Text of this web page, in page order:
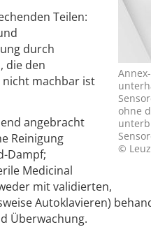
ohne
©
Teilen:
durch
die den
machbar ist
angebracht
Reinigung
Dampf;
Medicinal
mit validierten,
Autoklavieren)
Überwachung.